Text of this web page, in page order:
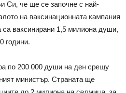
Си, че ще се започне с най-
на ваксинационната кампания
са ваксинирани 1,5 милиона души,
години.
по 200 000 души на ден срещу
министър. Страната ще